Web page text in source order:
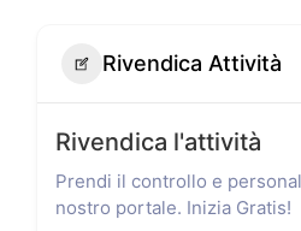
Rivendica Attività
Rivendica l'attività
Prendi il controllo e
nostro portale. Inizia Gratis!